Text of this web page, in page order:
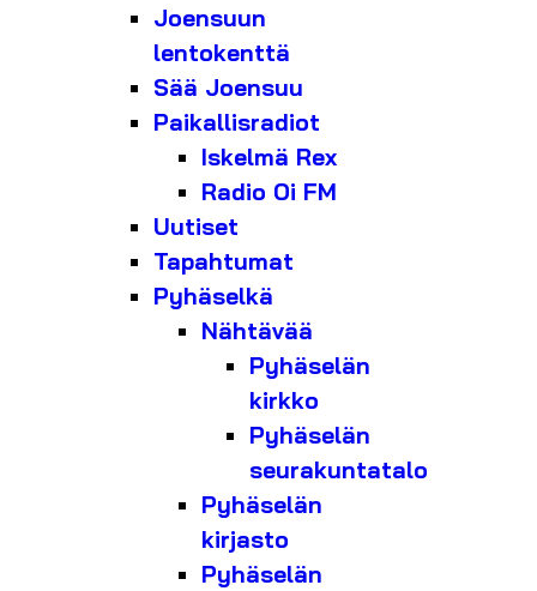
Joensuun
lentokenttä
Sää Joensuu
Paikallisradiot
Iskelmä Rex
Radio Oi FM
Uutiset
Tapahtumat
Pyhäselkä
Nähtävää
Pyhäselän
kirkko
Pyhäselän
seurakuntatalo
Pyhäselän
kirjasto
Pyhäselän